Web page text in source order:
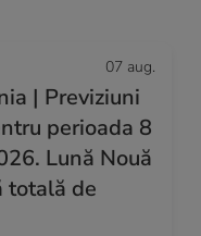
07 aug.
| Previziuni
perioada 8
Lună Nouă
totală de